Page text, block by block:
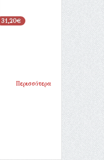
31,20€
Περισσότερα